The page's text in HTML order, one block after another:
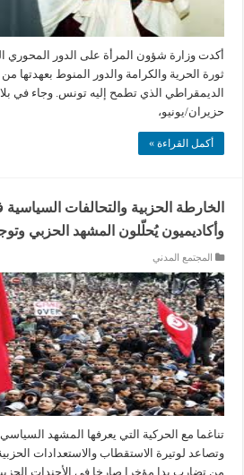
أكدت وزارة شؤون المرأة على الدور المحوري
ثورة الحرية والكرامة والدور المنوط بعهدتها
حزيران/يونيو،
أكمل القراءة »
الخارطة الحزبية والتحالفات
وأكاديميون يُحلّلون المشهد الحزبي
المجتمع المدني
تناغما مع الحركية التي يعرفها المشهد
وتصاعد لوتيرة الاستقطاب والاستعدادات الحزبية
من تضارب بدا مؤخرا صارخا في الأجندات